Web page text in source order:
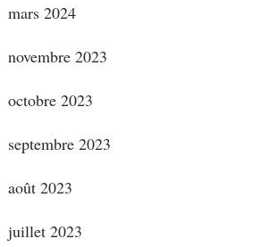
mars 2024
novembre 2023
octobre 2023
septembre 2023
août 2023
juillet 2023